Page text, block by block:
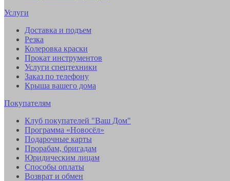
Услуги
Доставка и подъем
Резка
Колеровка краски
Прокат инструментов
Услуги спецтехники
Заказ по телефону
Крыша вашего дома
Покупателям
Клуб покупателей "Ваш Дом"
Программа «Новосёл»
Подарочные карты
Прорабам, бригадам
Юридическим лицам
Способы оплаты
Возврат и обмен